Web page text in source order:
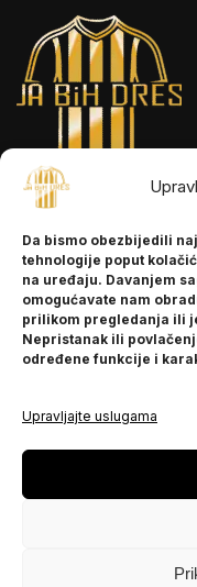
Da bismo obezbijedili
tehnologije poput
na uređaju. Davanjem
omogućavate nam
prilikom pregledanja ili
Nepristanak ili
određene funkcije i
Upravljajte uslugama
INFORMACIJE
O nama
Kontakt
POMOĆ
Politika privatnosti
PRATITE NAS
Instagram